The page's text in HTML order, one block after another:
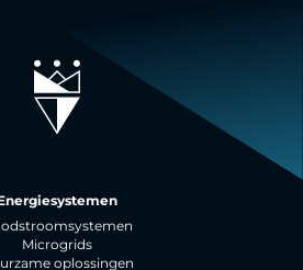
Microgrids
oplossingen